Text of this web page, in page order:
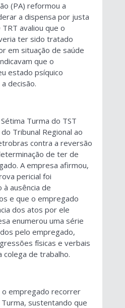
(PA) reformou a
a dispensa por justa
avaliou que o
ter sido tratado
em situação de saúde
que o
estado psíquico
decisão.
Turma do TST
Tribunal Regional ao
contra a reversão
de ter de
A empresa afirmou,
pericial foi
ausência de
e que o empregado
dos atos por ele
enumerou uma série
pelo empregado,
físicas e verbais
colega de trabalho.
o empregado recorrer
sustentando que